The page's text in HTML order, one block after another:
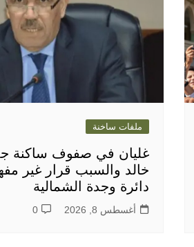
ملفات ساخنة
غليان في صفوف ساكنة
خالد والسبب قرار غير
دائرة وجدة الشمالية
أغسطس 8, 2026 0